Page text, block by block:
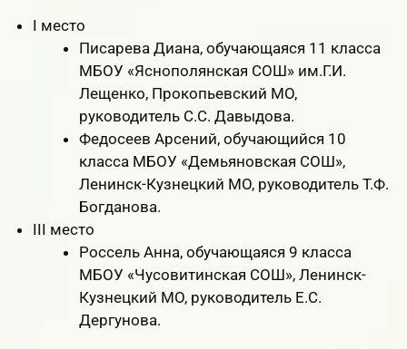
I место
Писарева Диана, обучающаяся 11 класса
МБОУ «Яснополянская СОШ» им.Г.И.
Лещенко, Прокопьевский МО,
руководитель С.С. Давыдова.
Федосеев Арсений, обучающийся 10
класса МБОУ «Демьяновская СОШ»,
Ленинск-Кузнецкий МО, руководитель Т.Ф.
Богданова.
III место
Россель Анна, обучающаяся 9 класса
МБОУ «Чусовитинская СОШ», Ленинск-
Кузнецкий МО, руководитель Е.С.
Дергунова.